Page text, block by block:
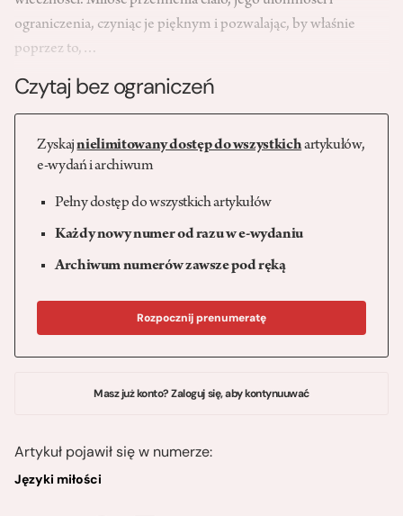
ograniczenia, czyniąc je pięknym i pozwalając, by właśnie
poprzez to,…
Czytaj bez ograniczeń
Zyskajnielimitowany dostęp do wszystkichartykułów,
e-wydań i archiwum
Pełny dostęp do wszystkich artykułów
Każdy nowy numer od razu w e-wydaniu
Archiwum numerów zawsze pod ręką
Rozpocznij prenumeratę
Masz już konto? Zaloguj się, aby kontynuuwać
Artykuł pojawił się w numerze:
Języki miłości